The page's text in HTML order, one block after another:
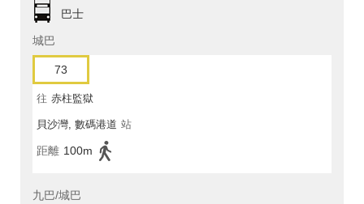
巴士
城巴
73
往 赤柱監獄
貝沙灣, 數碼港道 站
距離 100m
九巴/城巴